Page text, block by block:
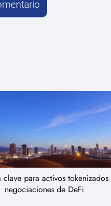
clave para activos tokenizados
negociaciones de DeFi